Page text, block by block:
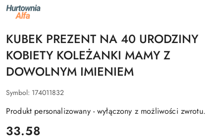
NAZWA
PRODUCENTA:
ALFA
KUBEK PREZENT NA 40 URODZINY
KOBIETY KOLEŻANKI MAMY Z
DOWOLNYM IMIENIEM
Symbol: 174011832
Produkt personalizowany - wyłączony z możliwości zwrotu.
cena:
33.58